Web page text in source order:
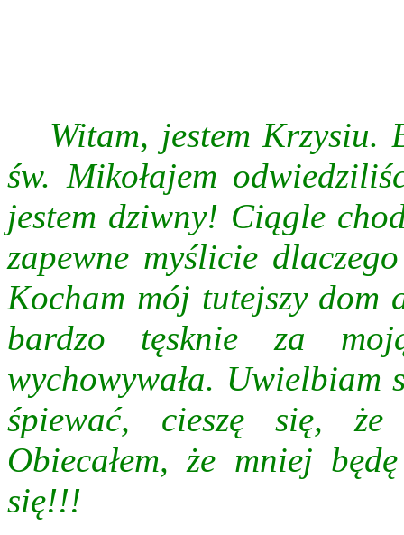
Witam, jestem Krzysiu.
św. Mikołajem
jestem dziwny! Ciągle
zapewne myślicie
Kocham mój tutejszy dom
bardzo tęsknie za
wychowywała. Uwielbiam
śpiewać, cieszę się, że
Obiecałem, że mniej
się!!!